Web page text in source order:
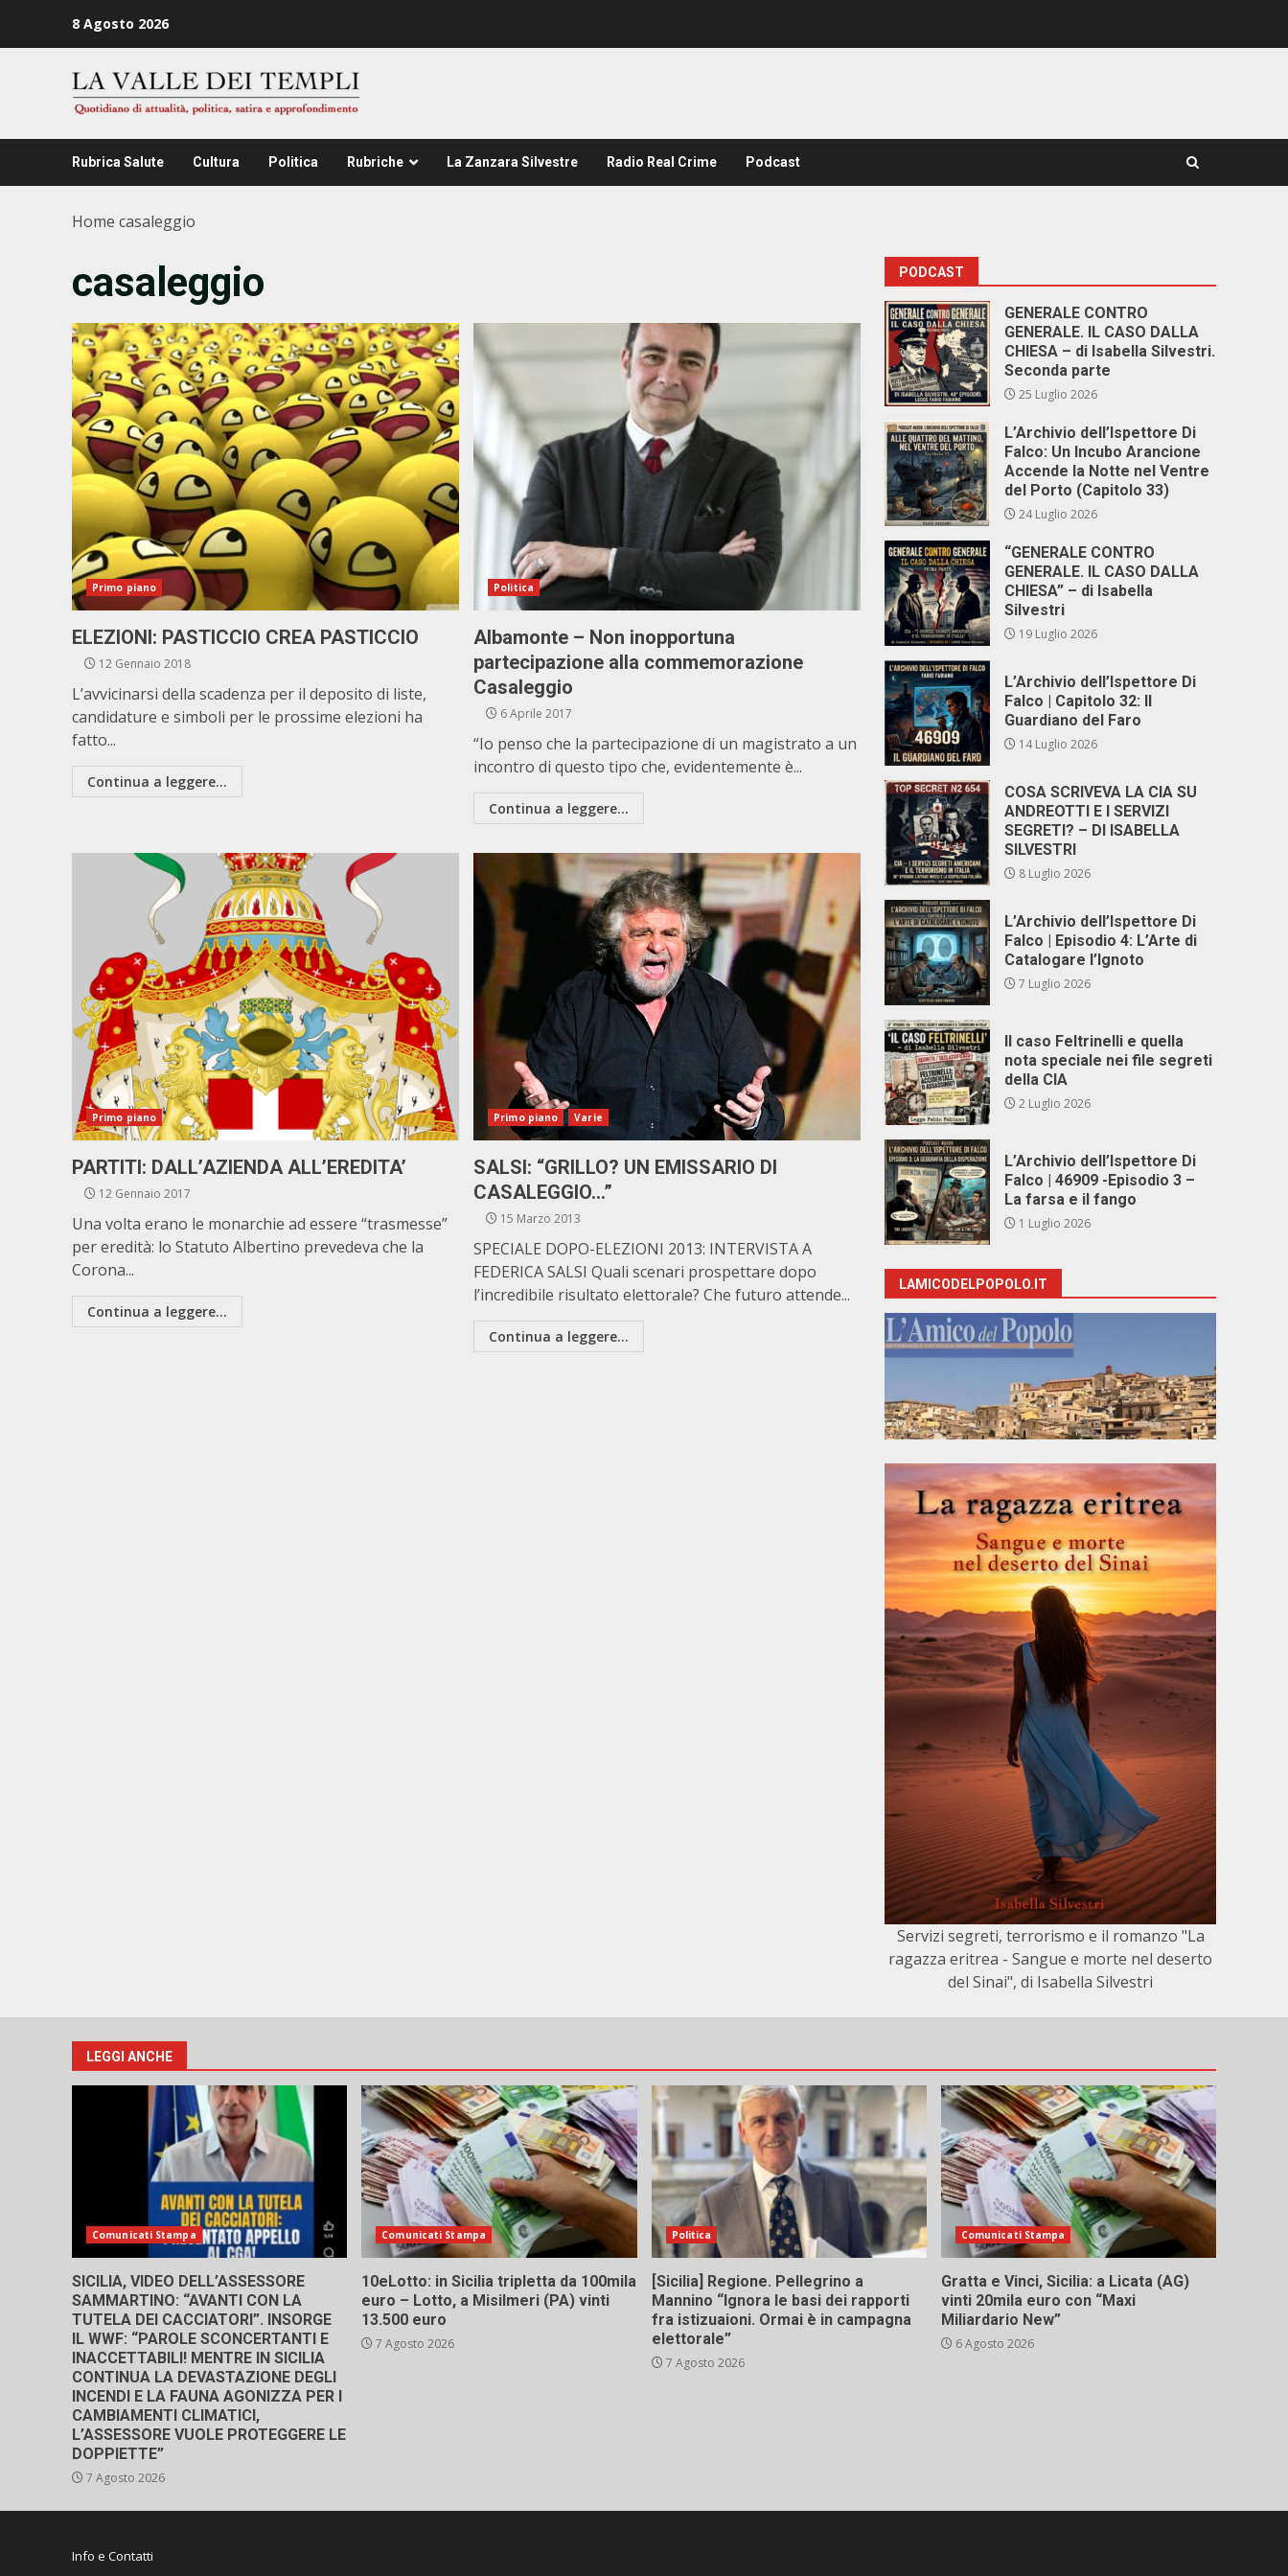
8 Agosto 2026
Rubrica Salute Cultura Politica Rubriche La Zanzara Silvestre Radio Real Crime Podcast
Home casaleggio
casaleggio
Primo piano
ELEZIONI: PASTICCIO CREA PASTICCIO
12 Gennaio 2018
L’avvicinarsi della scadenza per il deposito di liste,
candidature e simboli per le prossime elezioni ha
fatto...
Continua a leggere...
Politica
Albamonte – Non inopportuna
partecipazione alla commemorazione
Casaleggio
6 Aprile 2017
“Io penso che la partecipazione di un magistrato a un
incontro di questo tipo che, evidentemente è...
Continua a leggere...
Primo piano
PARTITI: DALL’AZIENDA ALL’EREDITA’
12 Gennaio 2017
Una volta erano le monarchie ad essere “trasmesse”
per eredità: lo Statuto Albertino prevedeva che la
Corona...
Continua a leggere...
Primo piano Varie
SALSI: “GRILLO? UN EMISSARIO DI
CASALEGGIO…”
15 Marzo 2013
SPECIALE DOPO-ELEZIONI 2013: INTERVISTA A
FEDERICA SALSI Quali scenari prospettare dopo
l’incredibile risultato elettorale? Che futuro attende...
Continua a leggere...
PODCAST
GENERALE CONTRO
GENERALE. IL CASO DALLA
CHIESA – di Isabella Silvestri.
Seconda parte
25 Luglio 2026
L’Archivio dell’Ispettore Di
Falco: Un Incubo Arancione
Accende la Notte nel Ventre
del Porto (Capitolo 33)
24 Luglio 2026
“GENERALE CONTRO
GENERALE. IL CASO DALLA
CHIESA” – di Isabella
Silvestri
19 Luglio 2026
L’Archivio dell’Ispettore Di
Falco | Capitolo 32: Il
Guardiano del Faro
14 Luglio 2026
COSA SCRIVEVA LA CIA SU
ANDREOTTI E I SERVIZI
SEGRETI? – DI ISABELLA
SILVESTRI
8 Luglio 2026
L’Archivio dell’Ispettore Di
Falco | Episodio 4: L’Arte di
Catalogare l’Ignoto
7 Luglio 2026
Il caso Feltrinelli e quella
nota speciale nei file segreti
della CIA
2 Luglio 2026
L’Archivio dell’Ispettore Di
Falco | 46909 -Episodio 3 –
La farsa e il fango
1 Luglio 2026
LAMICODELPOPOLO.IT
Servizi segreti, terrorismo e il romanzo "La
ragazza eritrea - Sangue e morte nel deserto
del Sinai", di Isabella Silvestri
LEGGI ANCHE
Comunicati Stampa
SICILIA, VIDEO DELL’ASSESSORE
SAMMARTINO: “AVANTI CON LA
TUTELA DEI CACCIATORI”. INSORGE
IL WWF: “PAROLE SCONCERTANTI E
INACCETTABILI! MENTRE IN SICILIA
CONTINUA LA DEVASTAZIONE DEGLI
INCENDI E LA FAUNA AGONIZZA PER I
CAMBIAMENTI CLIMATICI,
L’ASSESSORE VUOLE PROTEGGERE LE
DOPPIETTE”
7 Agosto 2026
Comunicati Stampa
10eLotto: in Sicilia tripletta da 100mila
euro – Lotto, a Misilmeri (PA) vinti
13.500 euro
7 Agosto 2026
Politica
[Sicilia] Regione. Pellegrino a
Mannino “Ignora le basi dei rapporti
fra istizuaioni. Ormai è in campagna
elettorale”
7 Agosto 2026
Comunicati Stampa
Gratta e Vinci, Sicilia: a Licata (AG)
vinti 20mila euro con “Maxi
Miliardario New”
6 Agosto 2026
Info e Contatti